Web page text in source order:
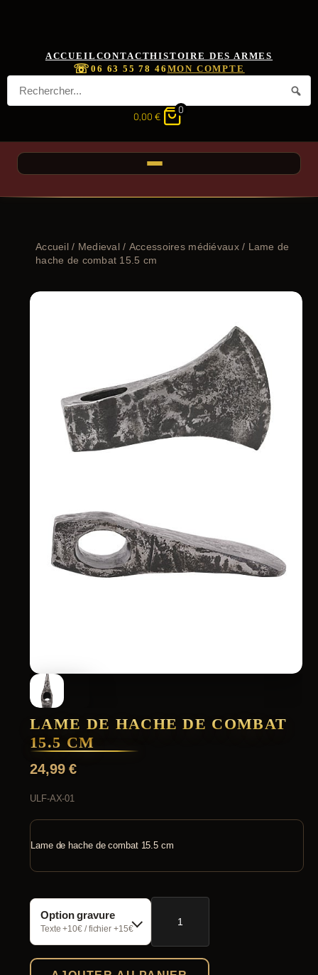
ACCUEIL CONTACTHISTOIRE DES ARMES
☏06 63 55 78 46 MON COMPTE
0,00 €
0
Accueil/ Medieval / Accessoires médiévaux/ Lame de
hache de combat 15.5 cm
LAME DE HACHE DE COMBAT
15.5 CM
24,99€
ULF-AX-01
Lame de hache de combat 15.5 cm
Option gravure
Texte +10€ / fichier +15€
quantité
de